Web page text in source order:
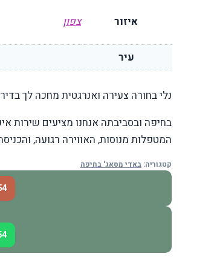
איזור צפון
עיר
נלי בחורה צעירה ואנרגטית מחכה לך
בחיפה ובסביבתה אנחנו מציעים שירות
המטפלות מנוסות, האווירה רגועה,
קטגוריה:באדי מסאג' בחיפה